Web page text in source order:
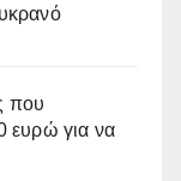
που
ευρώ για να